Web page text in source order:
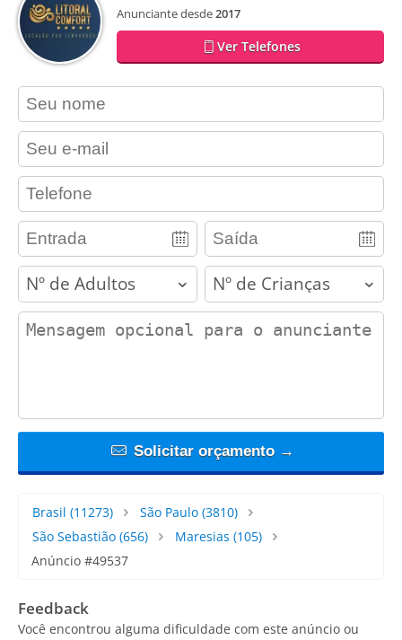
Anunciante desde2017
Ver Telefones
contact_name
contact_email
contact_phone
adults children
contact_message
Solicitar orçamento →
Brasil (11273) São Paulo(3810)
São Sebastião (656) Maresias (105)
Anúncio #49537
Feedback
Você encontrou alguma dificuldade com este anúncio ou